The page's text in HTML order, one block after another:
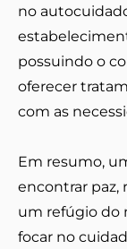
no
possuindo o
oferecer
com as
Em resumo,
encontrar paz,
um refúgio do
focar no